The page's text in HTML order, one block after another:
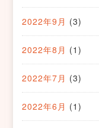
2022年9月 (3)
2022年8月 (1)
2022年7月 (3)
2022年6月 (1)